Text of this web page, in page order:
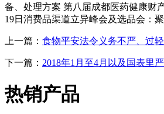
备、处理方案 第八届成都医药健康财
19日消费品渠道立异峰会及选品会：
上一篇： 食物平安法令义务不严、过轻
下一篇： 2018年1月至4月以及国表里
热销产品